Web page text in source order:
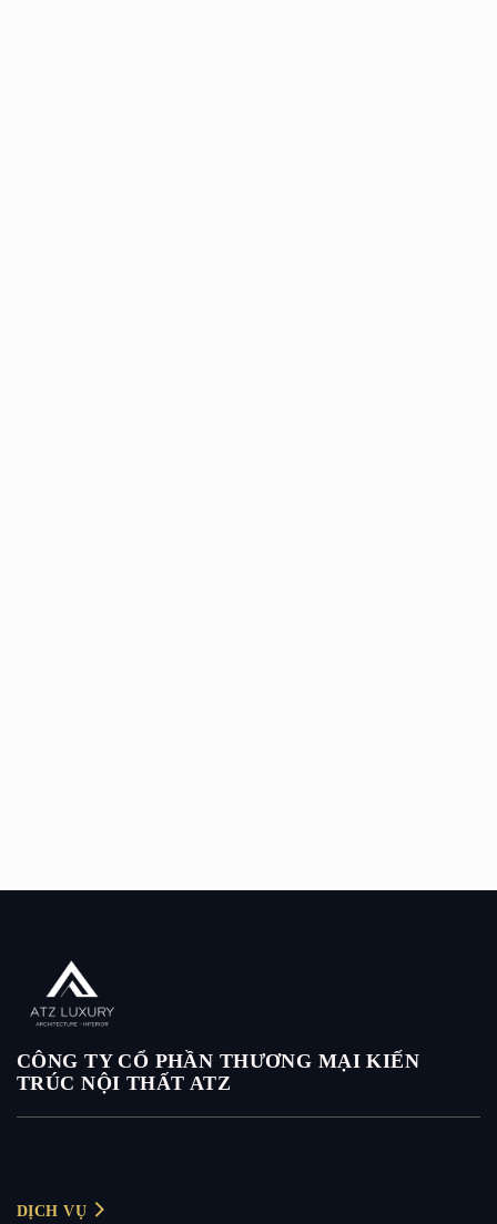
CÔNG TY CỔ PHẦN THƯƠNG MẠI KIẾN
TRÚC NỘI THẤT ATZ
DỊCH VỤ